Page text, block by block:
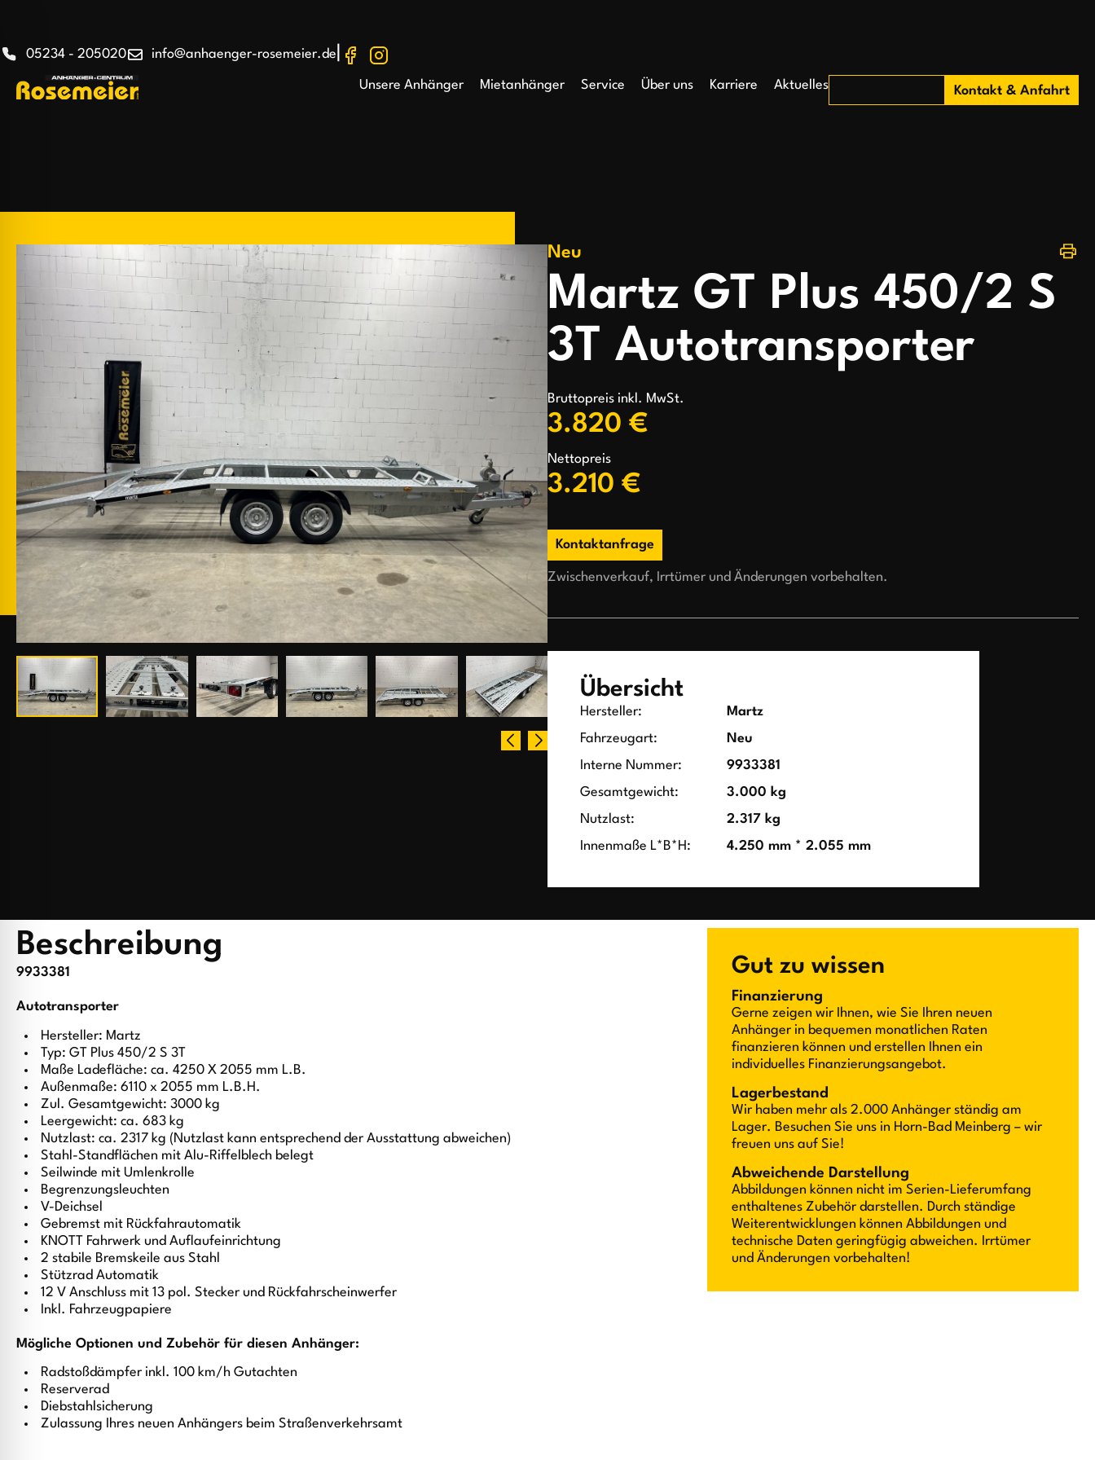
05234 - 205020 info@anhaenger-rosemeier.de
Unsere Anhänger Mietanhänger Service Über uns Karriere Aktuelles Kontakt & Anfahrt
Neu
Martz GT Plus 450/2 S
3T Autotransporter
Bruttopreis inkl. MwSt.
3.820 €
Nettopreis
3.210 €
Kontaktanfrage
Zwischenverkauf, Irrtümer und Änderungen vorbehalten.
Übersicht
Hersteller:
Martz
Fahrzeugart:
Neu
Interne Nummer:
9933381
Gesamtgewicht:
3.000 kg
Nutzlast:
2.317 kg
Innenmaße L*B*H:
4.250 mm * 2.055 mm
Beschreibung
9933381
Autotransporter
Hersteller: Martz
Typ: GT Plus 450/2 S 3T
Maße Ladefläche: ca. 4250 X 2055 mm L.B.
Außenmaße: 6110 x 2055 mm L.B.H.
Zul. Gesamtgewicht: 3000 kg
Leergewicht: ca. 683 kg
Nutzlast: ca. 2317 kg (Nutzlast kann entsprechend der Ausstattung abweichen)
Stahl-Standflächen mit Alu-Riffelblech belegt
Seilwinde mit Umlenkrolle
Begrenzungsleuchten
V-Deichsel
Gebremst mit Rückfahrautomatik
KNOTT Fahrwerk und Auflaufeinrichtung
2 stabile Bremskeile aus Stahl
Stützrad Automatik
12 V Anschluss mit 13 pol. Stecker und Rückfahrscheinwerfer
Inkl. Fahrzeugpapiere
Mögliche Optionen und Zubehör für diesen Anhänger:
Radstoßdämpfer inkl. 100 km/h Gutachten
Reserverad
Diebstahlsicherung
Zulassung Ihres neuen Anhängers beim Straßenverkehrsamt
Gut zu wissen
Finanzierung
Gerne zeigen wir Ihnen, wie Sie Ihren neuen
Anhänger in bequemen monatlichen Raten
finanzieren können und erstellen Ihnen ein
individuelles Finanzierungsangebot.
Lagerbestand
Wir haben mehr als 2.000 Anhänger ständig am
Lager. Besuchen Sie uns in Horn-Bad Meinberg – wir
freuen uns auf Sie!
Abweichende Darstellung
Abbildungen können nicht im Serien-Lieferumfang
enthaltenes Zubehör darstellen. Durch ständige
Weiterentwicklungen können Abbildungen und
technische Daten geringfügig abweichen. Irrtümer
und Änderungen vorbehalten!